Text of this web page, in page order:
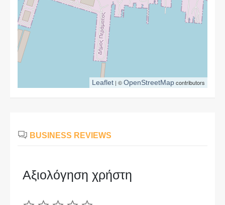
Leaflet | ©OpenStreetMapcontributors
BUSINESS REVIEWS
Αξιολόγηση χρήστη